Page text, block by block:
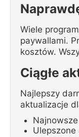
Wiele
paywallami.
kosztów.
Ciągłe
Najlepszy
aktualizacje